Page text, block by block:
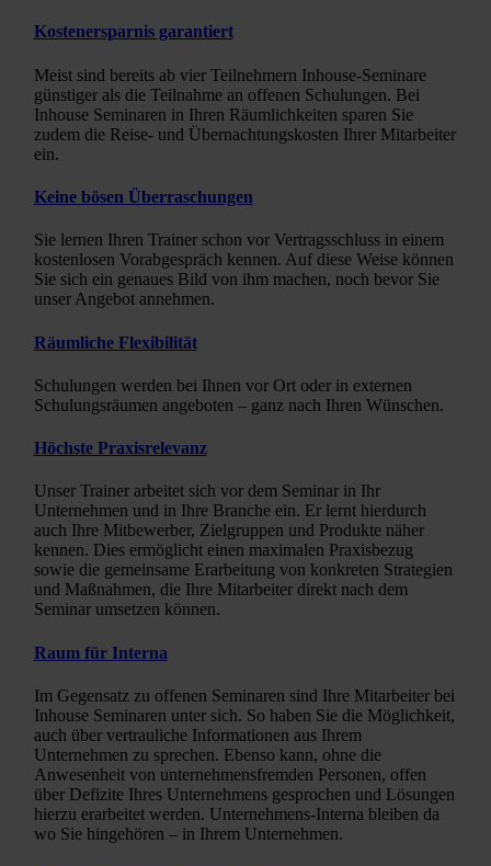
Kostenersparnis garantiert
Meist sind bereits ab vier Teilnehmern Inhouse-Seminare
günstiger als die Teilnahme an offenen Schulungen. Bei
Inhouse Seminaren in Ihren Räumlichkeiten sparen Sie
zudem die Reise- und Übernachtungskosten Ihrer Mitarbeiter
ein.
Keine bösen Überraschungen
Sie lernen Ihren Trainer schon vor Vertragsschluss in einem
kostenlosen Vorabgespräch kennen. Auf diese Weise können
Sie sich ein genaues Bild von ihm machen, noch bevor Sie
unser Angebot annehmen.
Räumliche Flexibilität
Schulungen werden bei Ihnen vor Ort oder in externen
Schulungsräumen angeboten – ganz nach Ihren Wünschen.
Höchste Praxisrelevanz
Unser Trainer arbeitet sich vor dem Seminar in Ihr
Unternehmen und in Ihre Branche ein. Er lernt hierdurch
auch Ihre Mitbewerber, Zielgruppen und Produkte näher
kennen. Dies ermöglicht einen maximalen Praxisbezug
sowie die gemeinsame Erarbeitung von konkreten Strategien
und Maßnahmen, die Ihre Mitarbeiter direkt nach dem
Seminar umsetzen können.
Raum für Interna
Im Gegensatz zu offenen Seminaren sind Ihre Mitarbeiter bei
Inhouse Seminaren unter sich. So haben Sie die Möglichkeit,
auch über vertrauliche Informationen aus Ihrem
Unternehmen zu sprechen. Ebenso kann, ohne die
Anwesenheit von unternehmensfremden Personen, offen
über Defizite Ihres Unternehmens gesprochen und Lösungen
hierzu erarbeitet werden. Unternehmens-Interna bleiben da
wo Sie hingehören – in Ihrem Unternehmen.